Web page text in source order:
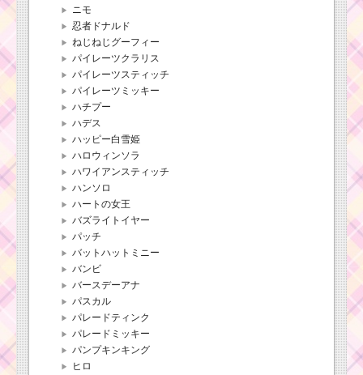
ニモ
忍者ドナルド
ねじねじグーフィー
パイレーツクラリス
パイレーツスティッチ
パイレーツミッキー
ハチプー
ハデス
ハッピー白雪姫
ハロウィンソラ
ハワイアンスティッチ
ハンソロ
ハートの女王
バズライトイヤー
パッチ
バットハットミニー
バンビ
バースデーアナ
パスカル
パレードティンク
パレードミッキー
パンプキンキング
ヒロ